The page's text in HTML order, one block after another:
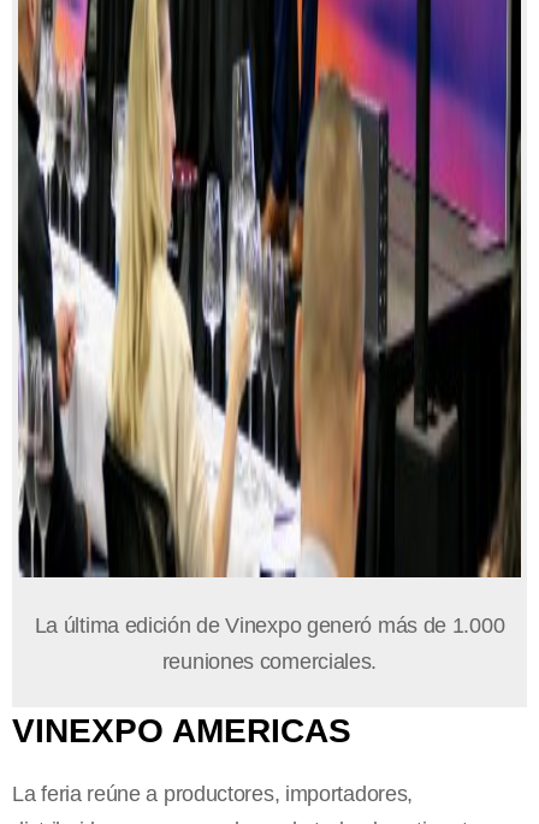
La última edición de Vinexpo generó más de 1.000
reuniones comerciales.
VINEXPO AMERICAS
La feria reúne a productores, importadores,